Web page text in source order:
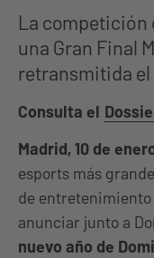
La competición
una Gran Final
retransmitida el
Consulta el
Madrid, 10 de
esports más
de entretenimiento
anunciar junto a
nuevo año de